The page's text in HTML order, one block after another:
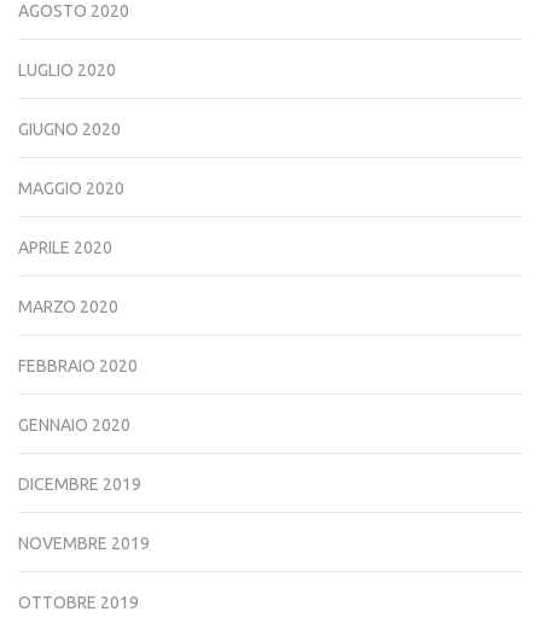
AGOSTO 2020
LUGLIO 2020
GIUGNO 2020
MAGGIO 2020
APRILE 2020
MARZO 2020
FEBBRAIO 2020
GENNAIO 2020
DICEMBRE 2019
NOVEMBRE 2019
OTTOBRE 2019